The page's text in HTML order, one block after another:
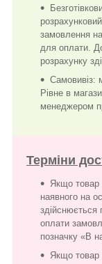
замовлення
для оплати.
розрахунку
Самовивіз:
Рівне в
менеджером
Терміни
Якщо товар
наявного на
здійснюється
оплати
позначку «В
Якщо товар